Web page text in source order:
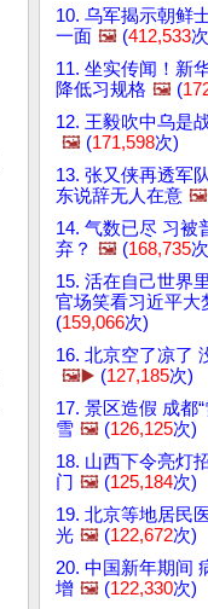
10. 乌军揭示朝鲜
一面 🖼️ (412,533
11. 坐实传闻！新
降低习规格 🖼️ (
12. 王毅吹中乌是
🖼️ (171,598次)
13. 张又侠再透军
东说辞无人在意 🖼️
14. 气数已尽 习被
弃？ 🖼️ (168,735
15. 活在自己世界
官场笑看习近平大
(159,066次)
16. 北京空了凉了
🖼️▶️ (127,185次)
17. 景区造假 成都
雪 🖼️ (126,125次)
18. 山西下令亮灯
门 🖼️ (125,184次)
19. 北京等地居民
光 🖼️ (122,672次)
20. 中国新年期间
增 🖼️ (122,330次)